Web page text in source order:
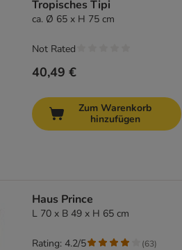
Tropisches Tipi
ca. Ø 65 x H 75 cm
40,49 €
Not Rated
Zum Warenkorb
hinzufügen
Haus Prince
L 70 x B 49 x H 65 cm
Rating: 4.2/5 (63)